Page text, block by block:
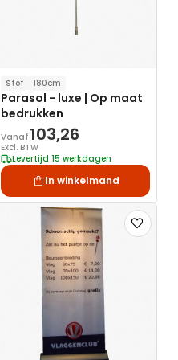
Stof 180cm
Parasol - luxe | Op maat
bedrukken
Vanaf 103,26
Excl. BTW
Levertijd 15 werkdagen
In winkelmand
Voeg
toe